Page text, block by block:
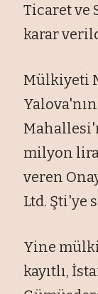
Ticaret ve
karar
Mülkiyeti
milyon
veren
Ltd. Şti'ye
Yine
kayıtlı,